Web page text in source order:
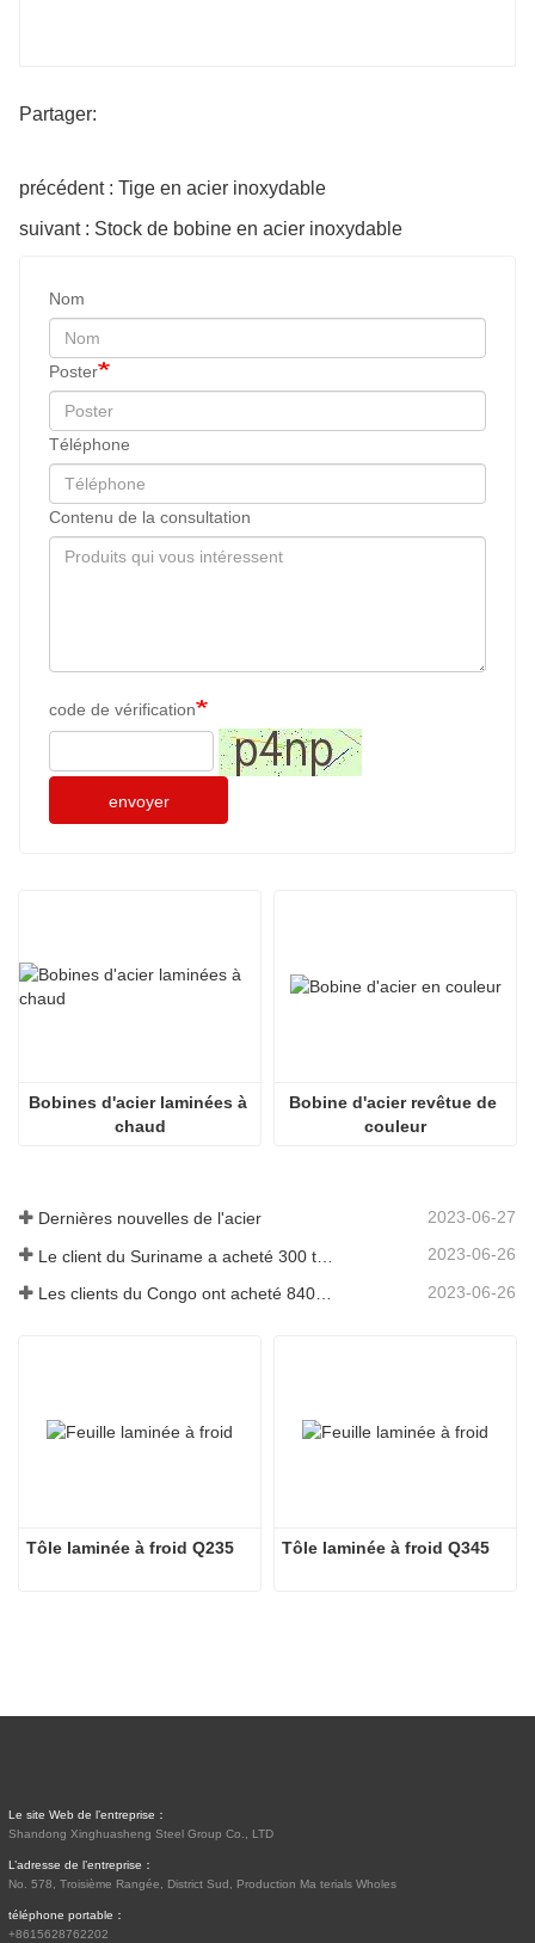
Partager:
précédent : Tige en acier inoxydable
suivant : Stock de bobine en acier inoxydable
Nom
Poster
Téléphone
Contenu de la consultation
code de vérification
envoyer
Bobines d'acier laminées à
chaud
Bobine d'acier revêtue de
couleur
Dernières nouvelles de l'acier 2023-06-27
2023-06-26
2023-06-26
Tôle laminée à froid Q235 Tôle laminée à froid Q345
Le site Web de l’entreprise：
Shandong Xinghuasheng Steel Group Co., LTD
L’adresse de l’entreprise：
No. 578, Troisième Rangée, District Sud, Production Ma terials Wholes
téléphone portable：
+8615628762202